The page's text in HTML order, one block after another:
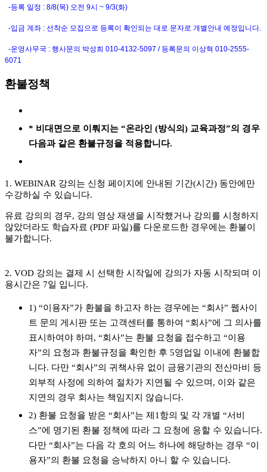
-등록 일정 : 8/8(목) 오전 9시 ~ 9/3(화)
-입금 계좌 : 선착순 모집으로 등록이 확인되는 대로 문자로 개별안내 예정입니다.
-운영사무국 : 행사문의 박성희 010-4132-5097 / 등록문의 이상혁 010-2555-
6071
환불정책
* 비대면으로 이뤄지는 “온라인 (방식의) 교육과정”의 경우
다음과 같은 환불규정을 적용합니다.
1. WEBINAR 강의는 신청 페이지에 안내된 기간(시간) 동안에만
수강하실 수 있습니다.
유료 강의의 경우, 강의 영상 재생을 시작했거나 강의를 시청하지
않았더라도 학습자료 (PDF 파일)를 다운로드한 경우에는 환불이
불가합니다.
2. VOD 강의는 결제 시 선택한 시작일에 강의가 자동 시작되며 이
용시간은 7일 입니다.
1) “이용자”가 환불을 하고자 하는 경우에는 “회사” 웹사이
트 문의 게시판 또는 고객센터를 통하여 “회사”에 그 의사를
표시하여야 하며, “회사”는 환불 요청을 접수하고 “이용
자”의 요청과 환불규정을 확인한 후 5영업일 이내에 환불합
니다. 다만 “회사”의 귀책사유 없이 금융기관의 전산마비 등
외부적 사정에 의하여 절차가 지연될 수 있으며, 이와 같은
지연의 경우 회사는 책임지지 않습니다.
2) 환불 요청을 받은 “회사”는 제1항의 및 각 개별 “서비
스”에 명기된 환불 정책에 따라 그 요청에 응할 수 있습니다.
다만 “회사”는 다음 각 호의 어느 하나에 해당하는 경우 “이
용자”의 환불 요청을 승낙하지 아니 할 수 있습니다.